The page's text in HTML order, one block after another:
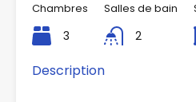
Chambres
3
Salles de bain
2
Description